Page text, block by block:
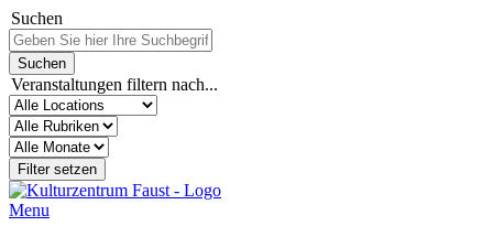
Suchen
Veranstaltungen filtern nach...
Menu